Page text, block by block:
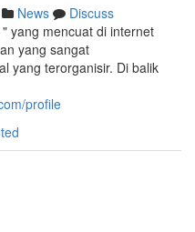
News
Discuss
yang mencuat di internet
yang sangat
yang terorganisir. Di balik
profile